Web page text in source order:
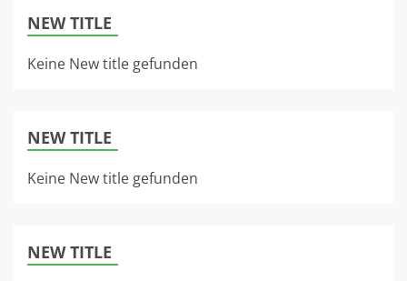
NEW TITLE
Keine New title gefunden
NEW TITLE
Keine New title gefunden
NEW TITLE